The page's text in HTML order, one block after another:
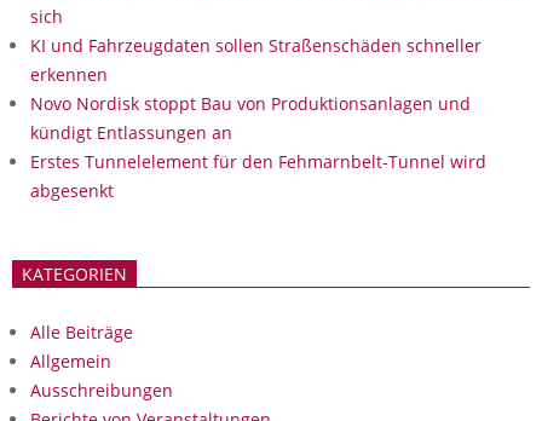
sich
KI und Fahrzeugdaten sollen Straßenschäden schneller
erkennen
Novo Nordisk stoppt Bau von Produktionsanlagen und
kündigt Entlassungen an
Erstes Tunnelelement für den Fehmarnbelt-Tunnel wird
abgesenkt
KATEGORIEN
Alle Beiträge
Allgemein
Ausschreibungen